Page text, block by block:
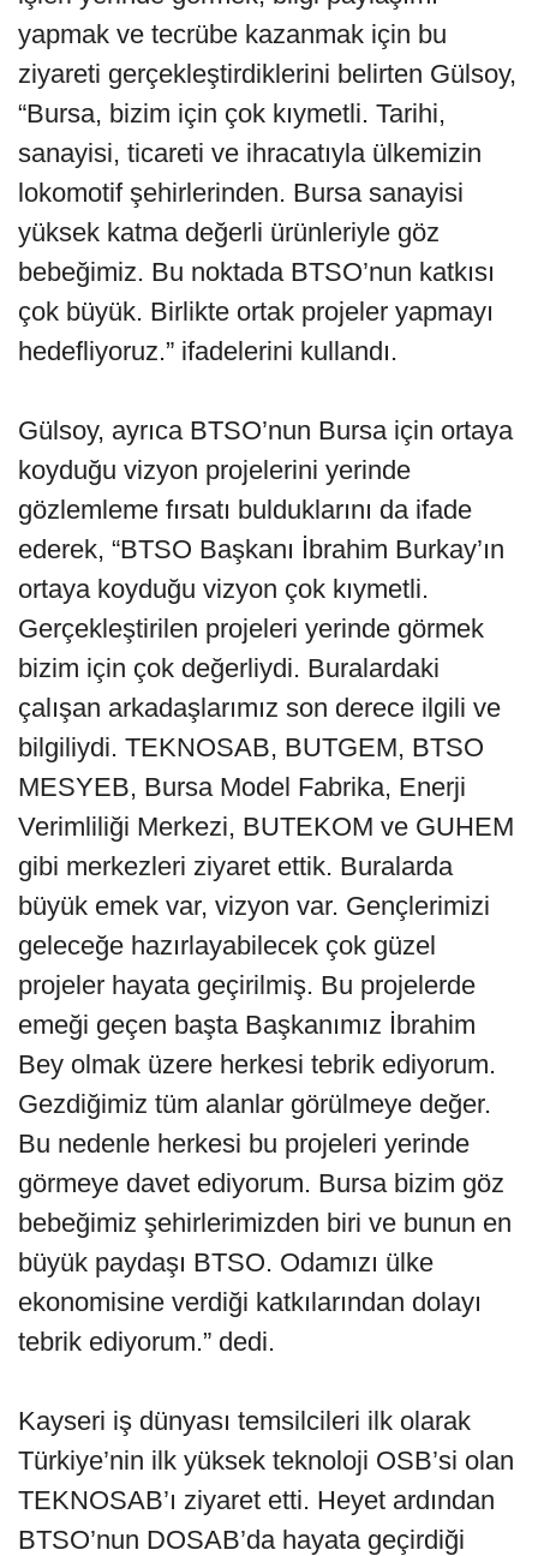
yapmak ve tecrübe kazanmak için bu
ziyareti gerçekleştirdiklerini belirten Gülsoy,
“Bursa, bizim için çok kıymetli. Tarihi,
sanayisi, ticareti ve ihracatıyla ülkemizin
lokomotif şehirlerinden. Bursa sanayisi
yüksek katma değerli ürünleriyle göz
bebeğimiz. Bu noktada BTSO’nun katkısı
çok büyük. Birlikte ortak projeler yapmayı
hedefliyoruz.” ifadelerini kullandı.
Gülsoy, ayrıca BTSO’nun Bursa için ortaya
koyduğu vizyon projelerini yerinde
gözlemleme fırsatı bulduklarını da ifade
ederek, “BTSO Başkanı İbrahim Burkay’ın
ortaya koyduğu vizyon çok kıymetli.
Gerçekleştirilen projeleri yerinde görmek
bizim için çok değerliydi. Buralardaki
çalışan arkadaşlarımız son derece ilgili ve
bilgiliydi. TEKNOSAB, BUTGEM, BTSO
MESYEB, Bursa Model Fabrika, Enerji
Verimliliği Merkezi, BUTEKOM ve GUHEM
gibi merkezleri ziyaret ettik. Buralarda
büyük emek var, vizyon var. Gençlerimizi
geleceğe hazırlayabilecek çok güzel
projeler hayata geçirilmiş. Bu projelerde
emeği geçen başta Başkanımız İbrahim
Bey olmak üzere herkesi tebrik ediyorum.
Gezdiğimiz tüm alanlar görülmeye değer.
Bu nedenle herkesi bu projeleri yerinde
görmeye davet ediyorum. Bursa bizim göz
bebeğimiz şehirlerimizden biri ve bunun en
büyük paydaşı BTSO. Odamızı ülke
ekonomisine verdiği katkılarından dolayı
tebrik ediyorum.” dedi.
Kayseri iş dünyası temsilcileri ilk olarak
Türkiye’nin ilk yüksek teknoloji OSB’si olan
TEKNOSAB’ı ziyaret etti. Heyet ardından
BTSO’nun DOSAB’da hayata geçirdiği